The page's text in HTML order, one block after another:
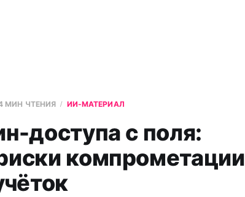
МИН ЧТЕНИЯ ИИ-МАТЕРИАЛ
доступа с поля:
компрометации